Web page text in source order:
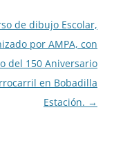
de dibujo Escolar,
por AMPA, con
del 150 Aniversario
en Bobadilla
Estación. →